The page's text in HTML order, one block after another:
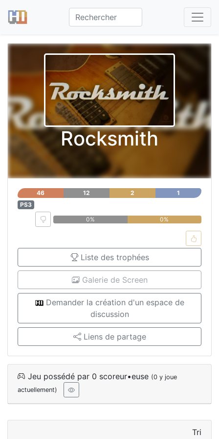
Rocksmith
46 12 2
1
PS3
0%
0%
Liste des trophées
Galerie de Screen
Demander la création d'un espace de
discussion
Liens de partage
Jeu possédé par 0 scoreur•euse (0 y joue
actuellement)
Tri